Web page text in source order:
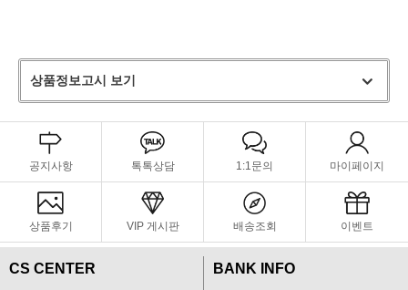
상품정보고시 보기
공지사항 톡톡상담 1:1문의 마이페이지
상품후기 VIP 게시판 배송조회 이벤트
CS CENTER BANK INFO